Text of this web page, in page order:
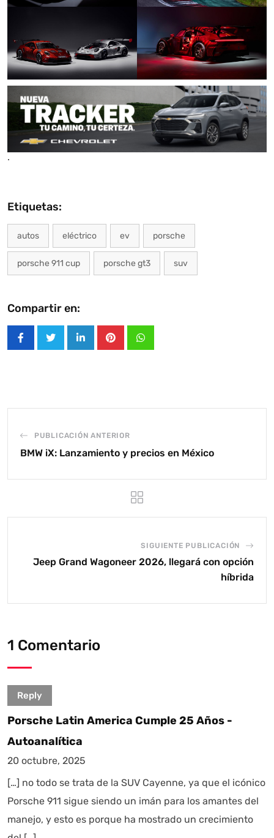
.
Etiquetas:
autos eléctrico ev porsche
porsche 911 cup porsche gt3 suv
Compartir en:
LinkedInPinterestWhatsapp
PUBLICACIÓN ANTERIOR
BMW iX: Lanzamiento y precios en México
SIGUIENTE PUBLICACIÓN
Jeep Grand Wagoneer 2026, llegará con opción
híbrida
1 Comentario
Reply
Porsche Latin America Cumple 25 Años -
Autoanalítica
20 octubre, 2025
[…] no todo se trata de la SUV Cayenne, ya que el icónico
Porsche 911 sigue siendo un imán para los amantes del
manejo, y esto es porque ha mostrado un crecimiento